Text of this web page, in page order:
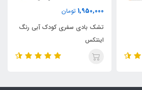
1,950,000 تومان
تشک بادی سفری کودک آبی رنگ
اینتکس